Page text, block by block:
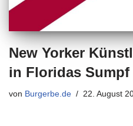
New Yorker
in Floridas Sumpf
von Burgerbe.de 22. August